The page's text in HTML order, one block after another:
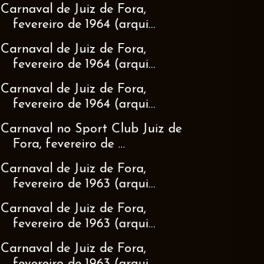
Carnaval de Juiz de Fora,
fevereiro de 1964 (arqui...
Carnaval de Juiz de Fora,
fevereiro de 1964 (arqui...
Carnaval de Juiz de Fora,
fevereiro de 1964 (arqui...
Carnaval no Sport Club Juiz de
Fora, fevereiro de ...
Carnaval de Juiz de Fora,
fevereiro de 1963 (arqui...
Carnaval de Juiz de Fora,
fevereiro de 1963 (arqui...
Carnaval de Juiz de Fora,